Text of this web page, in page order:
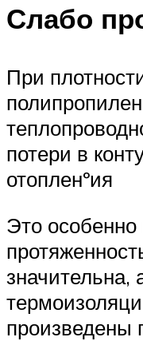
Слабо
При
потери в
отопленºия
Это
значительна,
произведены